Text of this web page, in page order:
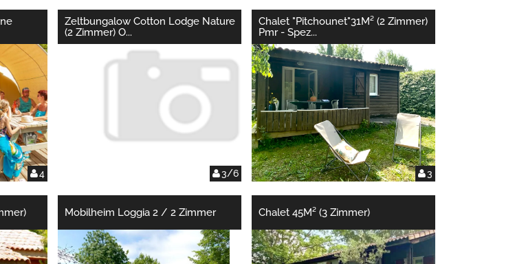
4 3/6
Zeltbungalow Cotton Lodge Nature
(2 Zimmer) O...
3
Chalet "Pitchounet"31M² (2 Zimmer)
Pmr - Spez...
Mobilheim Loggia 2 / 2 Zimmer Chalet 45M² (3 Zimmer)